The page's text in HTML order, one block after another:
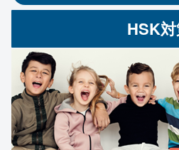
HSK